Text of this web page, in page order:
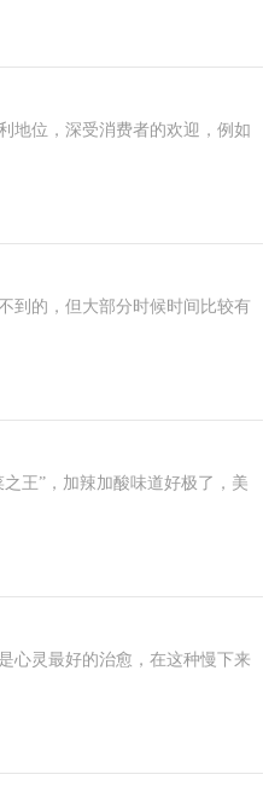
地位，深受消费者的欢迎，例如
到的，但大部分时候时间比较有
王”，加辣加酸味道好极了，美
心灵最好的治愈，在这种慢下来